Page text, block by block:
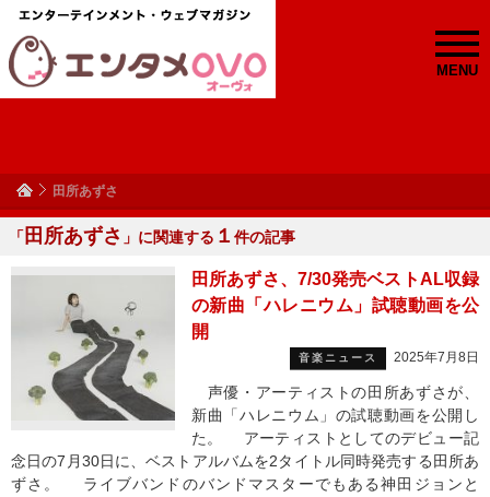
MENU
田所あずさ
「 田所あずさ 」に関連する １ 件の記事
田所あずさ、7/30発売ベストAL収録
の新曲「ハレニウム」試聴動画を公
開
音楽ニュース 2025年7月8日
声優・アーティストの田所あずさが、
新曲「ハレニウム」の試聴動画を公開し
た。 アーティストとしてのデビュー記
念日の7月30日に、ベストアルバムを2タイトル同時発売する田所あ
ずさ。 ライブバンドのバンドマスターでもある神田ジョンと